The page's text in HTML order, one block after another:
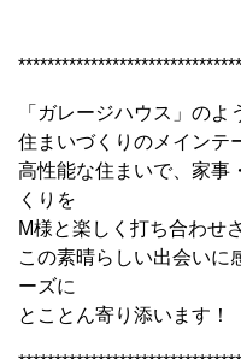
「ガレージハウス」の
住まいづくりのメインテ
高性能な住まいで、家事
くりを
M様と楽しく打ち合わせ
この素晴らしい出会いに
ーズに
とことん寄り添います